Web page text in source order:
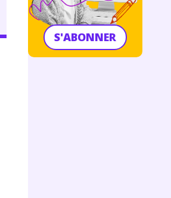
S'ABONNER